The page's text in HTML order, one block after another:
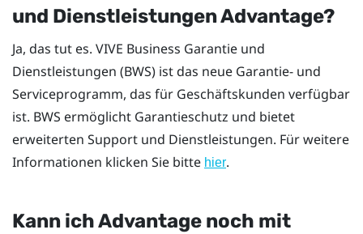
und DienstleistungenAdvantage?
Ja, das tut es. VIVE Business Garantie und
Dienstleistungen (BWS) ist das neue Garantie- und
Serviceprogramm, das für Geschäftskunden verfügbar
ist. BWS ermöglicht Garantieschutz und bietet
erweiterten Support und Dienstleistungen. Für weitere
Informationen klicken Sie bitte hier.
Kann ich Advantage noch mit